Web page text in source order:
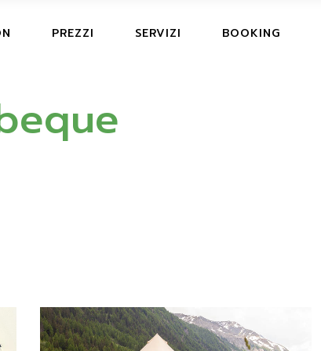
PREZZI SERVIZI BOOKING